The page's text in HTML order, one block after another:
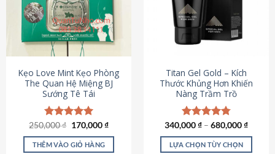
tùy
chọn
có
chọn
trên
trang
sản
phẩm
Kẹo Love Mint Kẹo Phòng
The Quan Hệ Miệng BJ
Sướng Tê Tái
Được xếp
hạng5.00
5 sao
250,000₫ Giá
là:
250,000 ₫.
170,000₫Giá
tại
THÊM VÀO GIỎ HÀNG
Titan Gel Gold – Kích
Thước Khủng Hơn Khiến
Nàng Trầm Trồ
Được xếp
hạng4.79
5 sao
340,000₫ – 680,000₫
LỰA CHỌN TÙY CHỌN